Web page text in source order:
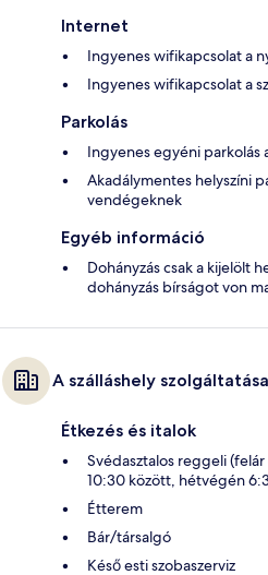
Internet
Ingyenes wifikapcsolat a
Ingyenes wifikapcsolat a
Parkolás
Ingyenes egyéni parkolás
Akadálymentes helyszíni
vendégeknek
Egyéb információ
Dohányzás csak a kijelölt
dohányzás bírságot von
A szálláshely
Étkezés és italok
Svédasztalos reggeli
10:30 között, hétvégén
Étterem
Bár/társalgó
Késő esti szobaszerviz